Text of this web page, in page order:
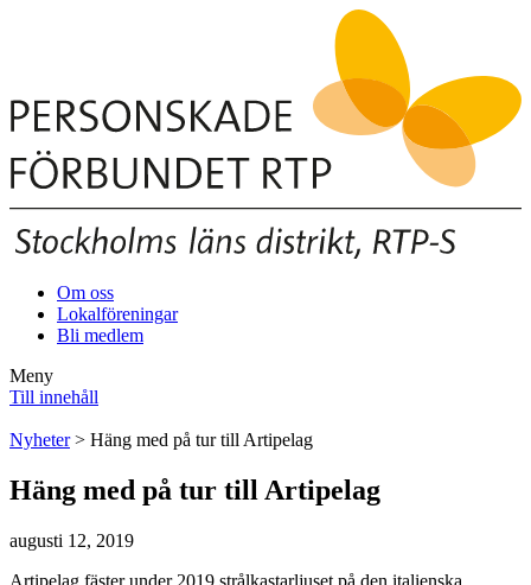
Om oss
Lokalföreningar
Bli medlem
Meny
Till innehåll
Nyheter> Häng med på tur till Artipelag
Häng med på tur till Artipelag
augusti 12, 2019
Artipelag fäster under 2019 strålkastarljuset på den italienska